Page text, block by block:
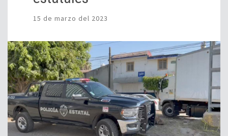
15 de marzo del 2023